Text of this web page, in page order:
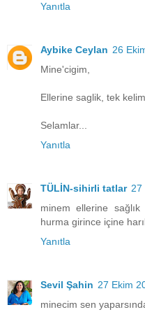
Yanıtla
Aybike Ceylan 26
Mine'cigim,
Ellerine saglik, tek
Selamlar...
Yanıtla
TÜLİN-sihirli tatlar 27
minem ellerine
hurma girince içine
Yanıtla
Sevil Şahin 27 Ekim
minecim sen